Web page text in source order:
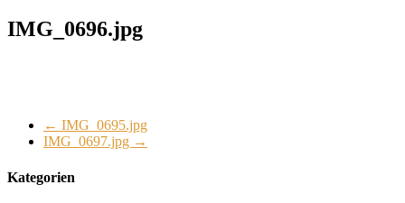
IMG_0696.jpg
← IMG_0695.jpg
IMG_0697.jpg →
Kategorien